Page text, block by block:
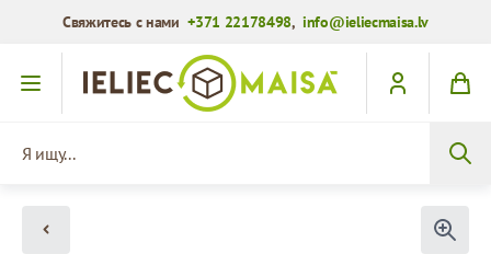
Свяжитесь с нами+371 22178498,info@ieliecmaisa.lv
Перейти к содержимому